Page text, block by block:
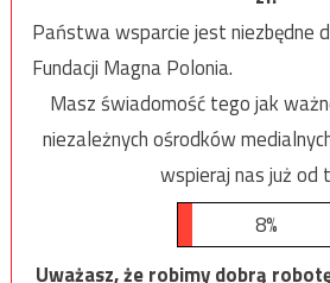
Państwa wsparcie jest niezbędne
Fundacji Magna Polonia.
Masz świadomość tego jak
niezależnych ośrodków
wspieraj nas już od
8%
Uważasz, że robimy dobrą